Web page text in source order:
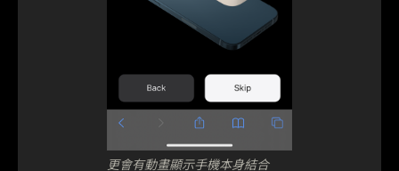
更會有動畫顯示手機本身結合